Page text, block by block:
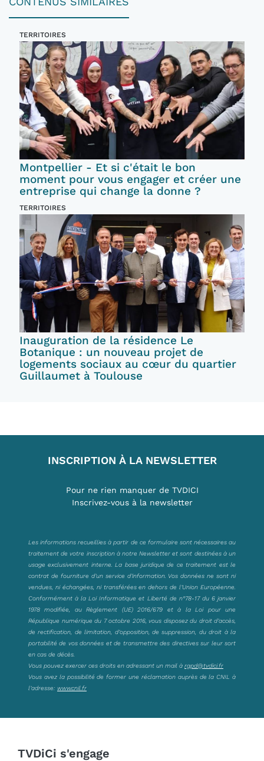
TERRITOIRES
Montpellier - Et si c'était le bon
moment pour vous engager et créer une
entreprise qui change la donne ?
TERRITOIRES
Inauguration de la résidence Le
Botanique : un nouveau projet de
logements sociaux au cœur du quartier
Guillaumet à Toulouse
INSCRIPTION À LA NEWSLETTER
Pour ne rien manquer de TVDICI
Inscrivez-vous à la newsletter
Les informations recueillies à partir de ce formulaire sont nécessaires au
traitement de votre inscription à notre Newsletter et sont destinées à un
usage exclusivement interne. La base juridique de ce traitement est le
contrat de fourniture d’un service d’information. Vos données ne sont ni
vendues, ni échangées, ni transférées en dehors de l’Union Européenne.
Conformément à la Loi Informatique et Liberté de n°78-17 du 6 janvier
1978 modifiée, au Règlement (UE) 2016/679 et à la Loi pour une
République numérique du 7 octobre 2016, vous disposez du droit d’accès,
de rectification, de limitation, d’opposition, de suppression, du droit à la
portabilité de vos données et de transmettre des directives sur leur sort
en cas de décès.
Vous pouvez exercer ces droits en adressant un mail à rgpd@tvdici.fr
Vous avez la possibilité de former une réclamation auprès de la CNIL à
l’adresse: www.cnil.fr
TVDiCi s'engage